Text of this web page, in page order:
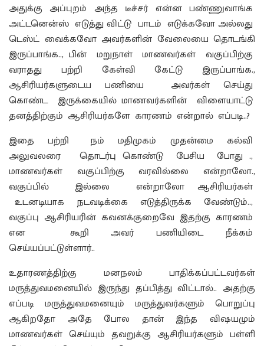
அதுக்கு அப்புறம் அந்த டீச்சர் என்ன பண்ணுவாங்க
அட்டனென்ஸ் எடுத்து விட்டு பாடம் எடுக்கவோ அல்லது
டெஸ்ட் வைக்கவோ அவர்களின் வேலையை தொடங்கி
இருப்பாங்க.., பின் மறுநாள் மாணவர்கள் வகுப்பிற்கு
வராதது பற்றி கேள்வி கேட்டு இருப்பாங்க.,
ஆசிரியர்களுடைய பணியை அவர்கள் செய்து
கொண்ட இருக்கையில் மாணவர்களின் விளையாட்டு
தனத்திற்கும் ஆசிரியர்களே காரணம் என்றால் எப்படி..?
இதை பற்றி நம் மதிமுகம் முதன்மை கல்வி
அலுவலரை தொடர்பு கொண்டு பேசிய போது .,
மாணவர்கள் வகுப்பிற்கு வரவில்லை என்றாலோ.,
வகுப்பில் இல்லை என்றாலோ ஆசிரியர்கள்
உடனடியாக நடவடிக்கை எடுத்திருக்க வேண்டும்..,
வகுப்பு ஆசிரியரின் கவனக்குறைவே இதற்கு காரணம்
என கூறி அவர் பணியிடை நீக்கம்
செய்யப்பட்டுள்ளார்..
உதாரணத்திற்கு மனநலம் பாதிக்கப்பட்டவர்கள்
மருத்துவமனையில் இருந்து தப்பித்து விட்டால்.. அதற்கு
எப்படி மருத்துவமனையும் மருத்துவர்களும் பொறுப்பு
ஆகிறதோ அதே போல தான் இந்த விஷயமும்
மாணவர்கள் செய்யும் தவறுக்கு ஆசிரியர்களும் பள்ளி